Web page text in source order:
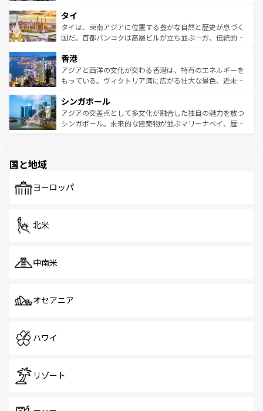
リティに包まれながら、韓国の多彩な魅力を心ゆくまで味
わってみてほしい。 なお、新着の韓国情報はコンテンツ一
覧を参照してほしい。
急速な発展と共に伝統が息づく。ハノイの古い町並みやホ
ーチミン市のフランス統治時代の建物も、独特の雰囲気を
醸し出している。また、バラエティの豊かさとおいしさで
とつ。フォーやバインミー、ベトナムコーヒーなどは、ぜ
ひ現地で味わいたい。どの地域を訪れてもあたたかい人々
が旅行者を迎えてくれるので、きっと忘れられない旅にな
参照してほしい。
タイ
タイは、東南アジアに位置する豊かな自然と歴史が息づく
国だ。首都バンコクは高層ビルが立ち並ぶ一方、伝統的な
の活気が交差している。北部ではチェンマイなどの山岳地
帯で自然と触れ合い、南部ではプーケットやクラビの美し
いビーチでリゾート気分を楽しむことができる。タイ料理
激する。気候は一年中温暖で、どの季節にも異なる楽しみ
が待っている。親しみやすいタイの人々、仏教を中心とし
た文化、そして多様な観光資源が、訪れる旅人を魅了し続
香港
アジアと西洋の文化が交わる香港は、特有のエネルギーを
もっている。ヴィクトリア湾に広がる壮大な景色、近未来
み、どこを訪れても感動するはず。観光スポットが密集し
ており、効率よく見どころを回れるのも魅力。息をのむよ
うな絶景から文化的な体験まで、香港を存分に楽しみ尽く
シンガポール
アジアの交差点として多文化が融合した独自の魅力を放つ
シンガポール。未来的な建築物が並ぶマリーナベイ、歴史
で、ホーカーズは地元の風情を楽しめる外せないスポット
国と地域
ヨーロッパ
北米
中南米
オセアニア
ハワイ
リゾート